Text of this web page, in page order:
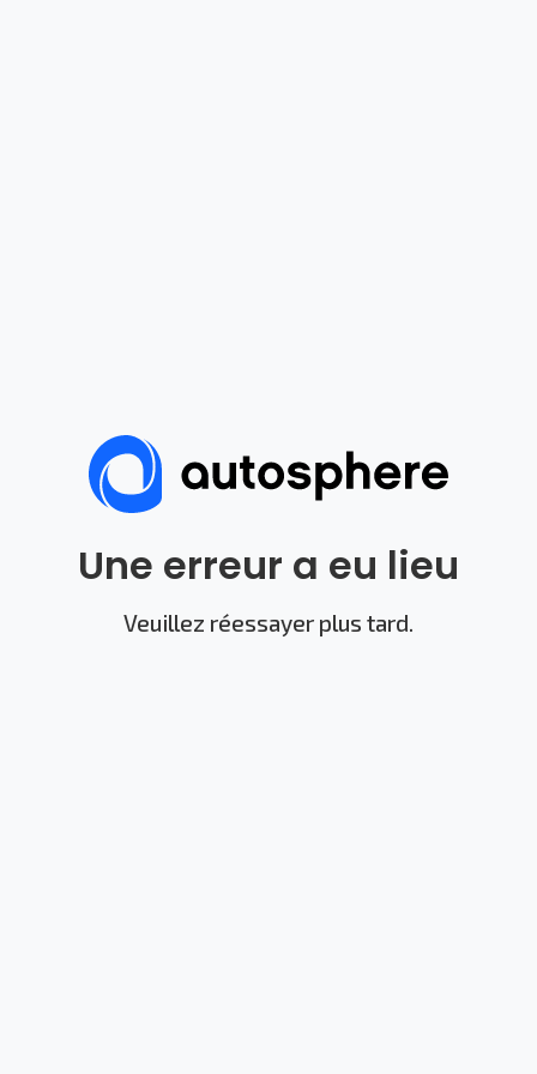
Une erreur a eu lieu
Veuillez réessayer plus tard.